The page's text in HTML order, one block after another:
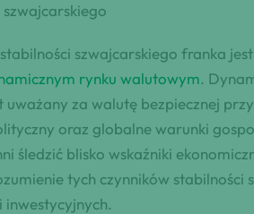
szwajcarskiego franka
rynku walutowym.
uważany za walutę bezpiecznej
oraz globalne warunki
śledzić blisko wskaźniki
tych czynników